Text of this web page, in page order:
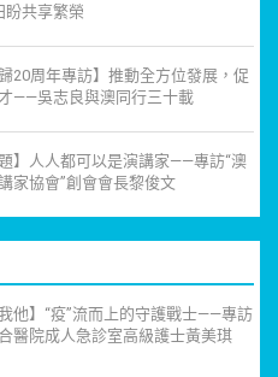
共享繁榮
歸20周年專訪】推動全方位發展，促
——吳志良與澳同行三十載
題】人人都可以是演講家——專訪“澳
家協會”創會會長黎俊文
我他】“疫”流而上的守護戰士——專訪
醫院成人急診室高級護士黃美琪